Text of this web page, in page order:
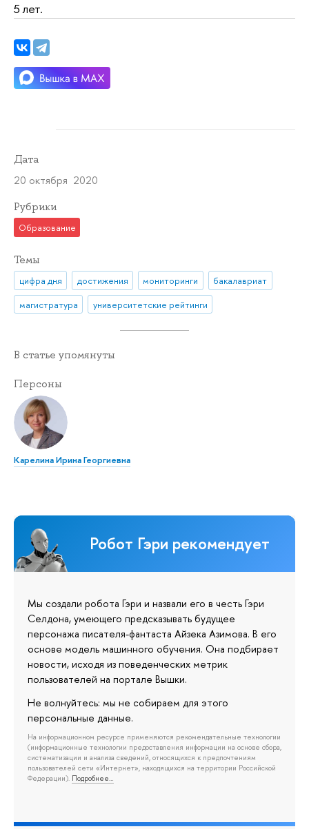
5 лет.
Дата
20 октября 2020
Рубрики
Образование
Темы
цифра дня достижения мониторинги
бакалавриат
магистратура
университетские рейтинги
В статье упомянуты
Персоны
Карелина Ирина Георгиевна
Робот Гэри рекомендует
Мы создали робота Гэри и назвали его в честь Гэри
Селдона, умеющего предсказывать будущее
персонажа писателя-фантаста Айзека Азимова. В его
основе модель машинного обучения. Она подбирает
новости, исходя из поведенческих метрик
пользователей на портале Вышки.
Не волнуйтесь: мы не собираем для этого
персональные данные.
На информационном ресурсе применяются рекомендательные технологии
(информационные технологии предоставления информации на основе сбора,
систематизации и анализа сведений, относящихся к предпочтениям
пользователей сети «Интернет», находящихся на территории Российской
Федерации). Подробнее…